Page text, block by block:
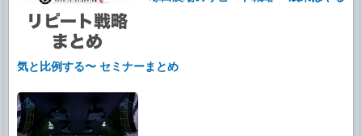
気と比例する〜 セミナーまとめ